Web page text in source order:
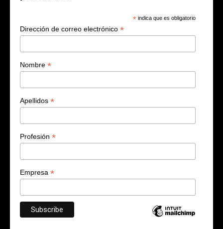
* indica que es obligatorio
Dirección de correo electrónico *
Nombre *
Apellidos *
Profesión *
Empresa *